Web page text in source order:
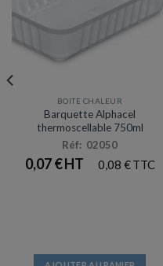
BOITE CHALEUR
Barquette Alphacel
thermoscellable 750ml
Réf: 02050
0,07€ 0,08 €